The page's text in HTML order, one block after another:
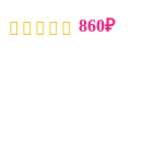
860₽